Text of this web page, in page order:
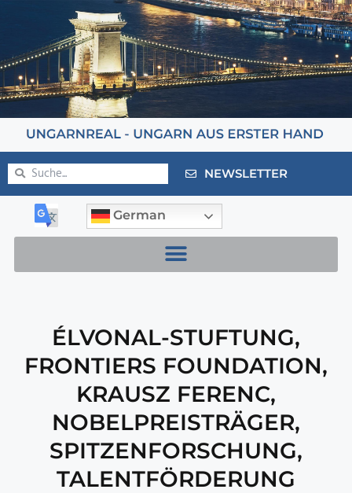
NEWSLETTER
German
ÉLVONAL-STUFTUNG,
FRONTIERS FOUNDATION,
KRAUSZ FERENC,
NOBELPREISTRÄGER,
SPITZENFORSCHUNG,
TALENTFÖRDERUNG